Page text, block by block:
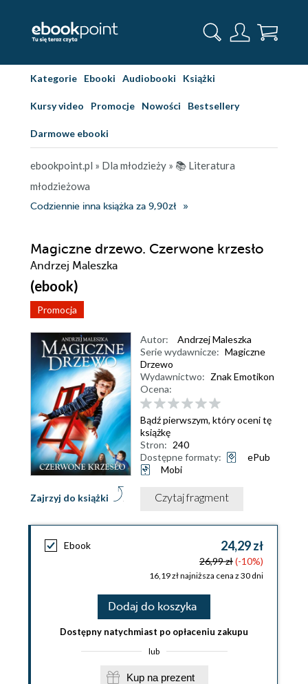
Kategorie Ebooki Audiobooki Książki
Kursy video Promocje Nowości Bestsellery
Darmowe ebooki
ebookpoint.pl » Dla młodzieży » 📚 Literatura
młodzieżowa
Codziennie inna książka za 9,90zł
Magiczne drzewo. Czerwone krzesło
Andrzej Maleszka
(ebook)
Promocja
Zajrzyj do książki
Autor:
Andrzej Maleszka
Serie wydawnicze: Magiczne
Drzewo
Wydawnictwo: Znak Emotikon
Ocena:
Bądź pierwszym, który oceni tę
książkę
Stron: 240
Dostępne formaty:
ePub
Mobi
Czytaj fragment
Ebook 24,29 zł
26,99 zł(-10%)
16,19 zł najniższa cena z 30 dni
Dodaj do koszyka
Dostępny natychmiast po opłaceniu zakupu
lub
Kup na prezent